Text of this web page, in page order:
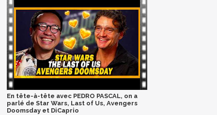
En tête-à-tête avec PEDRO PASCAL, on a
parlé de Star Wars, Last of Us, Avengers
Doomsday et DiCaprio